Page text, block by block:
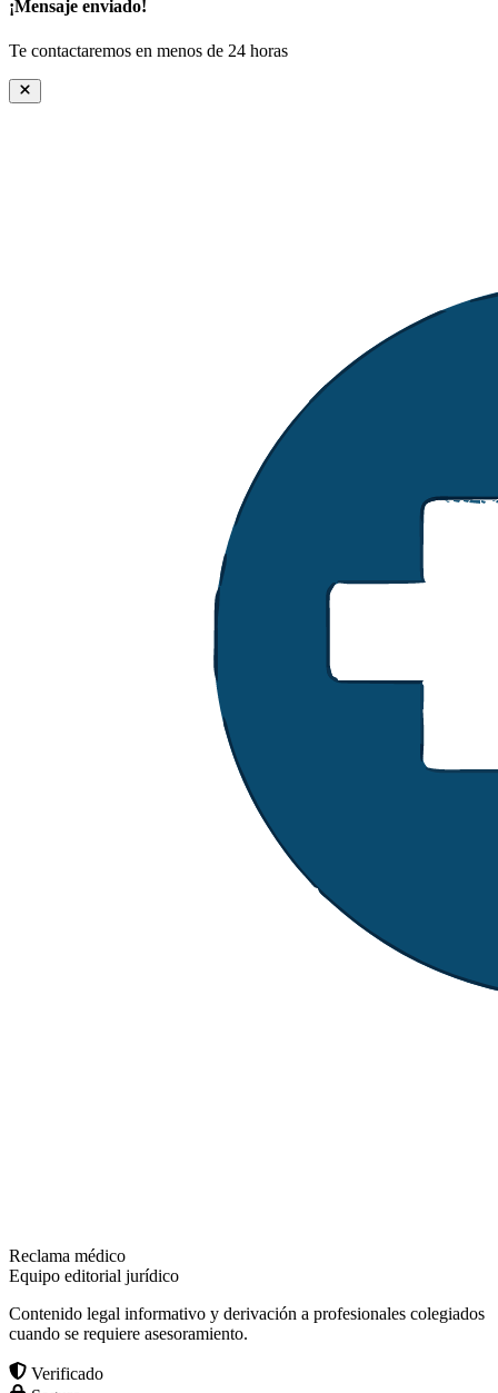
¡Mensaje enviado!
Te contactaremos en menos de 24 horas
Reclama médico
Equipo editorial jurídico
Contenido legal informativo y derivación a profesionales colegiados
cuando se requiere asesoramiento.
Verificado